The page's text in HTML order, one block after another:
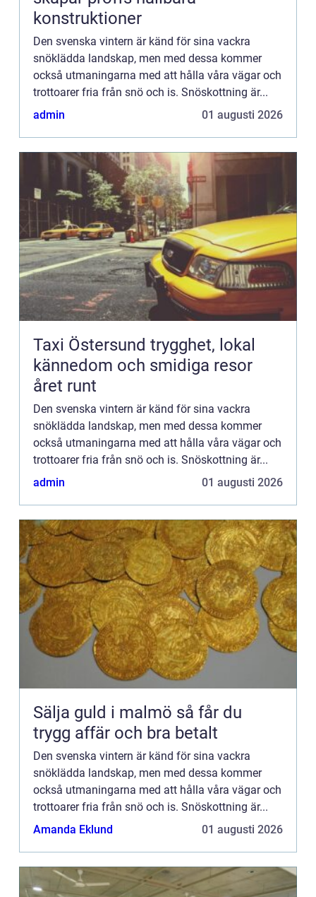
konstruktioner
Den svenska vintern är känd för sina vackra
snöklädda landskap, men med dessa kommer
också utmaningarna med att hålla våra vägar och
trottoarer fria från snö och is. Snöskottning är...
admin
01 augusti 2026
Taxi Östersund trygghet, lokal
kännedom och smidiga resor
året runt
Den svenska vintern är känd för sina vackra
snöklädda landskap, men med dessa kommer
också utmaningarna med att hålla våra vägar och
trottoarer fria från snö och is. Snöskottning är...
admin
01 augusti 2026
Sälja guld i malmö så får du
trygg affär och bra betalt
Den svenska vintern är känd för sina vackra
snöklädda landskap, men med dessa kommer
också utmaningarna med att hålla våra vägar och
trottoarer fria från snö och is. Snöskottning är...
Amanda Eklund
01 augusti 2026